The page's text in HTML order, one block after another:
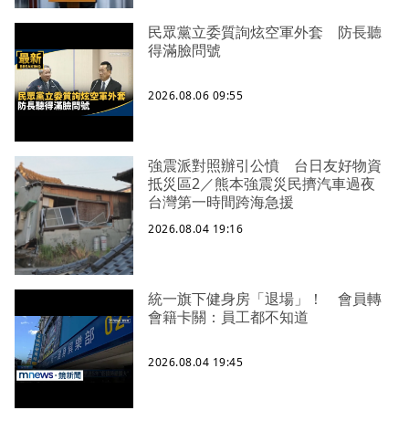
民眾黨立委質詢炫空軍外套 防長聽
得滿臉問號
2026.08.06 09:55
強震派對照辦引公憤 台日友好物資
抵災區2／熊本強震災民擠汽車過夜
台灣第一時間跨海急援
2026.08.04 19:16
統一旗下健身房「退場」！ 會員轉
會籍卡關：員工都不知道
2026.08.04 19:45